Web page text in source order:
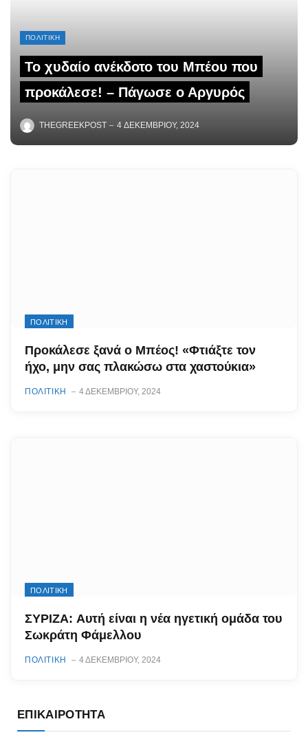
ΠΟΛΙΤΙΚΗ
Το χυδαίο ανέκδοτο του Μπέου που
προκάλεσε! – Πάγωσε ο Αργυρός
THEGREEKPOST 4 ΔΕΚΕΜΒΡΊΟΥ, 2024
ΠΟΛΙΤΙΚΗ
Προκάλεσε ξανά ο Μπέος! «Φτιάξτε τον
ήχο, μην σας πλακώσω στα χαστούκια»
ΠΟΛΙΤΙΚΗ 4 ΔΕΚΕΜΒΡΊΟΥ, 2024
ΠΟΛΙΤΙΚΗ
ΣΥΡΙΖΑ: Αυτή είναι η νέα ηγετική ομάδα του
Σωκράτη Φάμελλου
ΠΟΛΙΤΙΚΗ 4 ΔΕΚΕΜΒΡΊΟΥ, 2024
ΕΠΙΚΑΙΡΌΤΗΤΑ